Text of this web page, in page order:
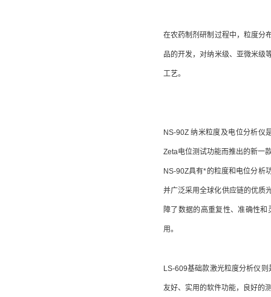
在农药制剂研制过程中，粒度分
品的开发，对纳米级、亚微米级
工艺。
NS-90Z 纳米粒度及电位分析仪
Zeta电位测试功能而推出的新一
NS-90Z具有*的粒度和电位分析
并广泛采用全球化供应链的优质
障了数据的高重复性、准确性
用。
LS-609基础款激光粒度分析仪
友好、实用的软件功能，良好的